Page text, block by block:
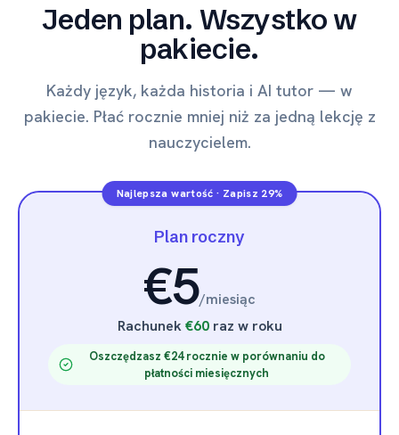
Jeden plan. Wszystko w
pakiecie.
Każdy język, każda historia i AI tutor — w
pakiecie. Płać rocznie mniej niż za jedną lekcję z
nauczycielem.
Najlepsza wartość · Zapisz 29%
Plan roczny
€5/miesiąc
Rachunek€60raz w roku
Oszczędzasz €24 rocznie w porównaniu do
płatności miesięcznych